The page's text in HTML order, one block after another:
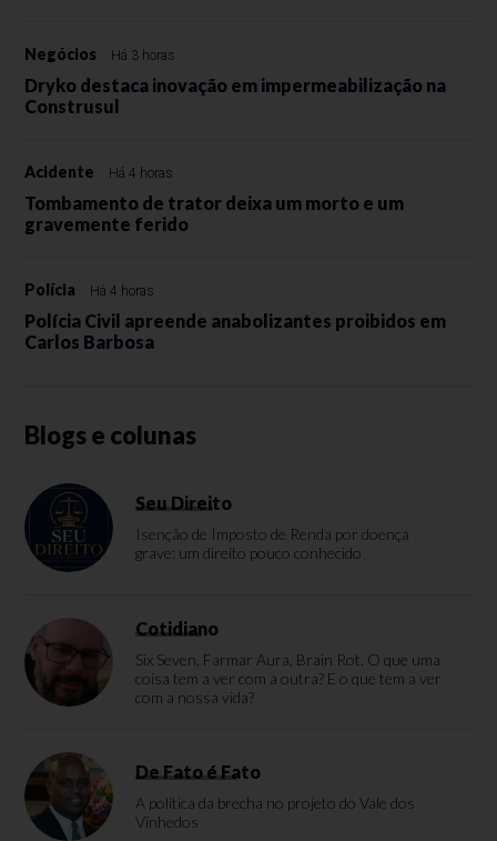
Negócios Há 3 horas
Dryko destaca inovação em impermeabilização na
Construsul
Acidente Há 4 horas
Tombamento de trator deixa um morto e um
gravemente ferido
Polícia Há 4 horas
Polícia Civil apreende anabolizantes proibidos em
Carlos Barbosa
Blogs e colunas
Seu Direito
Isenção de Imposto de Renda por doença
grave: um direito pouco conhecido
Cotidiano
Six Seven, Farmar Aura, Brain Rot. O que uma
coisa tem a ver com a outra? E o que tem a ver
com a nossa vida?
De Fato é Fato
A política da brecha no projeto do Vale dos
Vinhedos